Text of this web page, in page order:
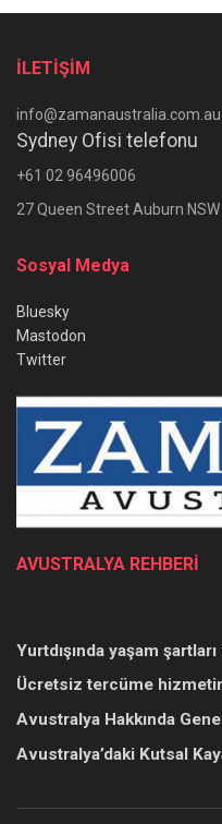
İLETİŞİM
Sydney Ofisi telefonu
+61 02 96496006
27 Queen Street Auburn
Sosyal Medya
Bluesky
Mastodon
Twitter
AVUSTRALYA REHBERİ
Yurtdışında yaşam
Ücretsiz tercüme
Avustralya Hakkında
Avustralya’daki Kutsal